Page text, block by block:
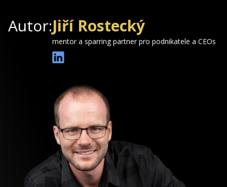
Autor:Jiří Rostecký
mentor a sparring partner pro podnikatele a CEOs